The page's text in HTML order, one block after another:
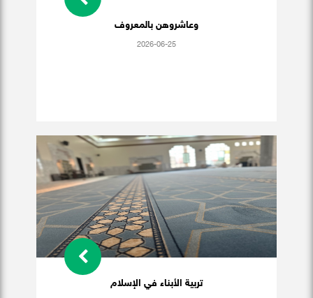
وعاشروهن بالمعروف
2026-06-25
تربية الأبناء في الإسلام